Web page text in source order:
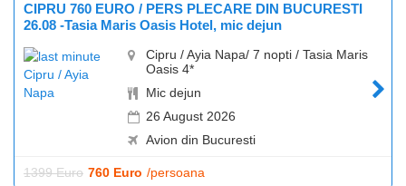
CIPRU 760 EURO / PERS PLECARE DIN BUCURESTI
26.08 -Tasia Maris Oasis Hotel, mic dejun
Cipru / Ayia Napa/ 7 nopti / Tasia Maris
Oasis 4*
Mic dejun
26 August 2026
Avion din Bucuresti
1399 Euro 760 Euro /persoana